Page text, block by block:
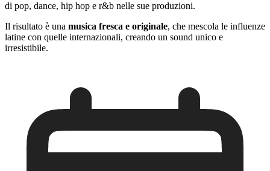
di pop, dance, hip hop e r&b nelle sue produzioni.
Il risultato è una musica fresca e originale, che mescola le influenze
latine con quelle internazionali, creando un sound unico e
irresistibile.